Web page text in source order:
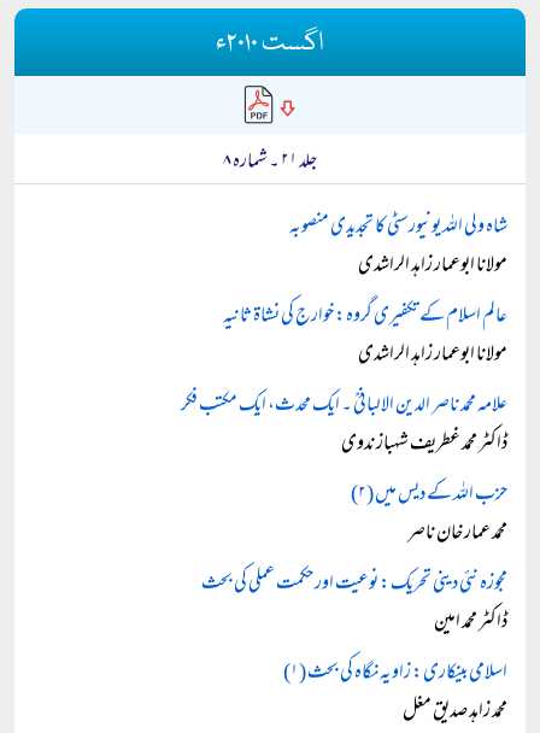
اگست ۲۰۱۰ء
جلد ۲۱ ۔ شمارہ ۸
شاہ ولی اللہ یونیورسٹی کا تجدیدی منصوبہ
مولانا ابوعمار زاہد الراشدی
عالم اسلام کے تکفیری گروہ: خوارج کی نشاۃ ثانیہ
مولانا ابوعمار زاہد الراشدی
علامہ محمد ناصر الدین الالبانیؒ ۔ ایک محدث، ایک مکتب فکر
ڈاکٹر محمد غطریف شہباز ندوی
حزب اللہ کے دیس میں (۲)
محمد عمار خان ناصر
مجوزہ نئی دینی تحریک: نوعیت اور حکمت عملی کی بحث
ڈاکٹر محمد امین
اسلامی بینکاری: زاویہ نگاہ کی بحث (۱)
محمد زاہد صدیق مغل